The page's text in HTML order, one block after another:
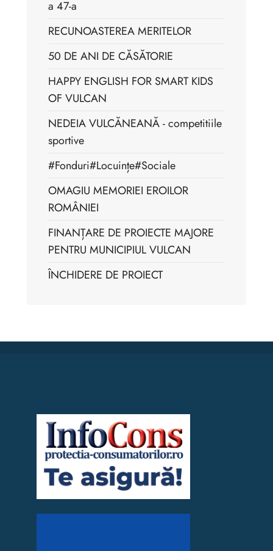
a 47-a
RECUNOASTEREA MERITELOR
50 DE ANI DE CĂSĂTORIE
HAPPY ENGLISH FOR SMART KIDS
OF VULCAN
NEDEIA VULCĂNEANĂ - competitiile
sportive
#Fonduri#Locuințe#Sociale
OMAGIU MEMORIEI EROILOR
ROMÂNIEI
FINANȚARE DE PROIECTE MAJORE
PENTRU MUNICIPIUL VULCAN
ÎNCHIDERE DE PROIECT